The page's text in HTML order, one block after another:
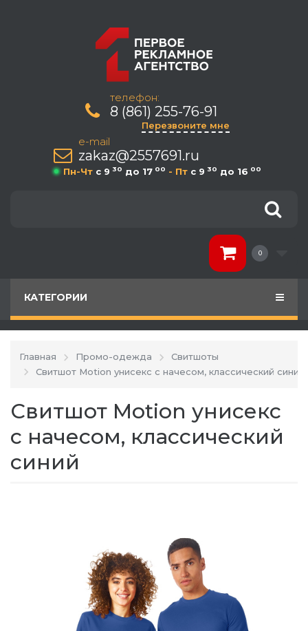
телефон:
8 (861) 255-76-91
Перезвоните мне
e-mail
zakaz@2557691.ru
Пн-Чт c 9 30 до 17 00 - Пт c 9 30 до 16 00
0
КАТЕГОРИИ
Главная Промо-одежда
Свитшоты
Свитшот Motion унисекс с начесом, классический синий
Свитшот Motion унисекс
с начесом, классический
синий